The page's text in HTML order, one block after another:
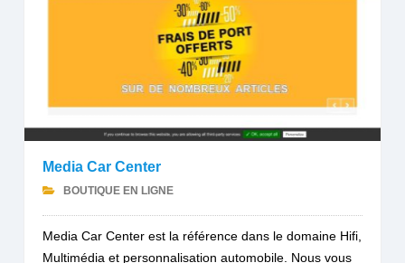
Media Car Center
BOUTIQUE EN LIGNE
Media Car Center est la référence dans le domaine Hifi,
Multimédia et personnalisation automobile. Nous vous